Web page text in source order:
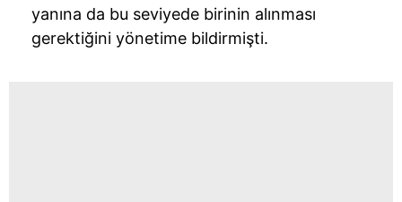
yanına da bu seviyede birinin alınması
gerektiğini yönetime bildirmişti.